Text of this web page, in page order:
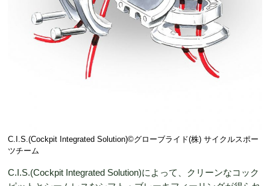
C.I.S.(Cockpit Integrated Solution)©️グローブライド(株) サイクルスポー
ツチーム
C.I.S.(Cockpit Integrated Solution)によって、クリーンなコック